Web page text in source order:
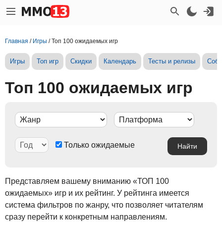
Главная / Игры /Топ 100 ожидаемых игр
Игры Топ игр Скидки Календарь Тесты и релизы
Топ 100 ожидаемых игр
Только ожидаемые
Представляем вашему вниманию «ТОП 100
ожидаемых» игр и их рейтинг. У рейтинга имеется
система фильтров по жанру, что позволяет читателям
сразу перейти к конкретным направлениям.